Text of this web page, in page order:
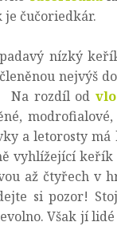
čučoriedkár.
nízký
nejvýš
Na rozdíl od
a letorosty má
vyhlížející
až čtyřech v
si pozor!
Však jí